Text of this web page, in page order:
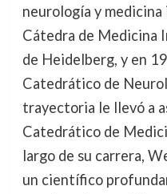
neurología y
Cátedra de Medicina
de Heidelberg, y en
Catedrático de
trayectoria le llevó a
Catedrático de
largo de su carrera,
un científico